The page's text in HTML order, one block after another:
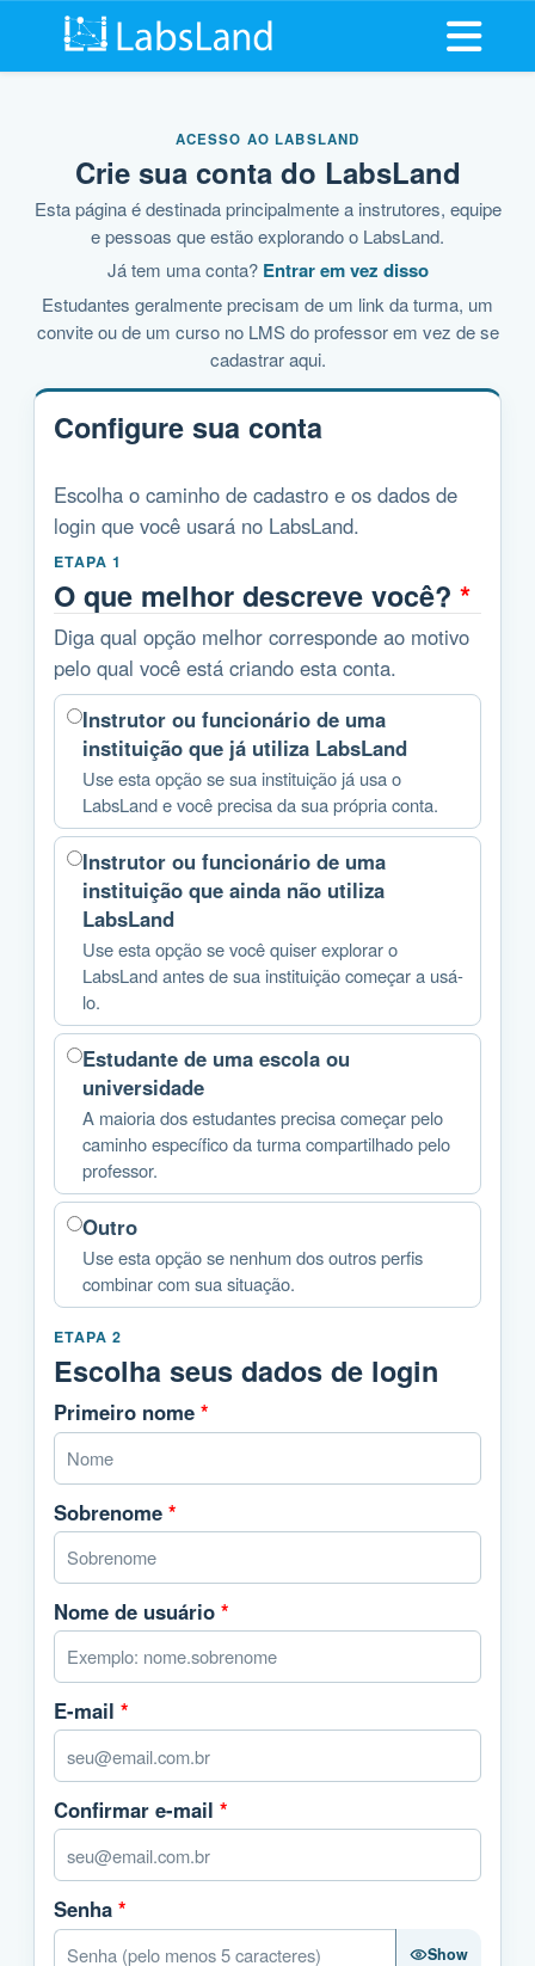
Abrir
ACESSO AO LABSLAND
Crie sua conta do LabsLand
Esta página é destinada principalmente a instrutores, equipe
e pessoas que estão explorando o LabsLand.
Já tem uma conta? Entrar em vez disso
Estudantes geralmente precisam de um link da turma, um
convite ou de um curso no LMS do professor em vez de se
cadastrar aqui.
Configure sua conta
Escolha o caminho de cadastro e os dados de
login que você usará no LabsLand.
ETAPA 1
O que melhor descreve você? *
Diga qual opção melhor corresponde ao motivo
pelo qual você está criando esta conta.
Instrutor ou funcionário de uma
instituição que já utiliza LabsLand
Use esta opção se sua instituição já usa o
LabsLand e você precisa da sua própria conta.
Instrutor ou funcionário de uma
instituição que ainda não utiliza
LabsLand
Use esta opção se você quiser explorar o
LabsLand antes de sua instituição começar a usá-
lo.
Estudante de uma escola ou
universidade
A maioria dos estudantes precisa começar pelo
caminho específico da turma compartilhado pelo
professor.
Outro
Use esta opção se nenhum dos outros perfis
combinar com sua situação.
ETAPA 2
Escolha seus dados de login
Primeiro nome *
Sobrenome *
Nome de usuário *
E-mail *
Confirmar e-mail *
Senha *
Show